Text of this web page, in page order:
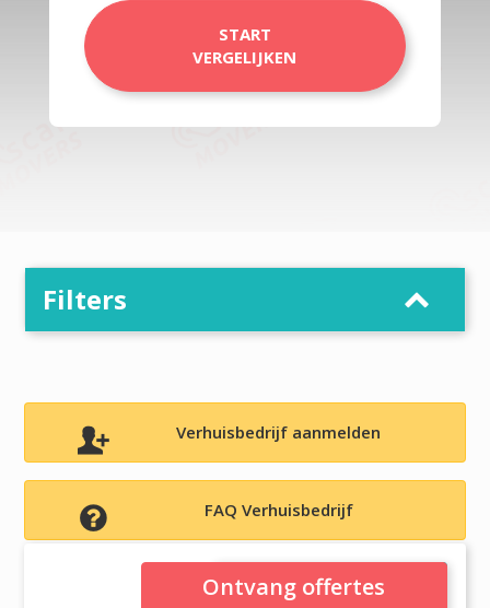
START
VERGELIJKEN
Filters
Verhuisbedrijf aanmelden
FAQ Verhuisbedrijf
A & P Moving Inc.
Ontvang offertes